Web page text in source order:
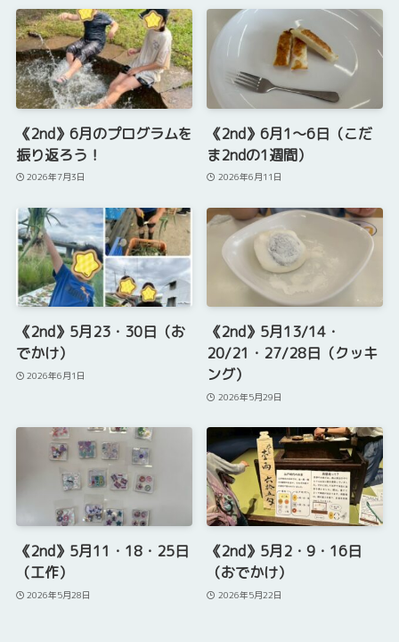
《2nd》6月のプログラムを
振り返ろう！
2026年7月3日
《2nd》6月1～6日（こだ
ま2ndの1週間）
2026年6月11日
《2nd》5月23・30日（お
でかけ）
2026年6月1日
《2nd》5月13/14・
20/21・27/28日（クッキ
ング）
2026年5月29日
《2nd》5月11・18・25日
（工作）
2026年5月28日
《2nd》5月2・9・16日
（おでかけ）
2026年5月22日